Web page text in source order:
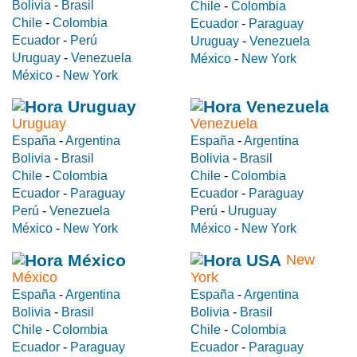
Bolivia - Brasil
Chile - Colombia
Ecuador - Perú
Uruguay - Venezuela
México - New York
Chile - Colombia
Ecuador - Paraguay
Uruguay - Venezuela
México - New York
Uruguay
España -Argentina
Bolivia - Brasil
Chile - Colombia
Ecuador - Paraguay
Perú - Venezuela
México - New York
Venezuela
España -Argentina
Bolivia - Brasil
Chile - Colombia
Ecuador - Paraguay
Perú - Uruguay
México - New York
México
España -Argentina
Bolivia - Brasil
Chile - Colombia
Ecuador - Paraguay
New
York
España -Argentina
Bolivia - Brasil
Chile - Colombia
Ecuador - Paraguay